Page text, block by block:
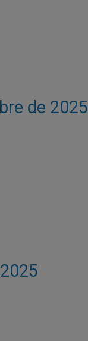
de 2025